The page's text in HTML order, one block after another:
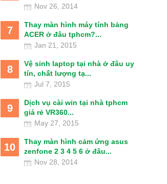
Nov 26, 2014
7
Thay màn hình máy tính bảng
ACER ở đâu tphcm?...
Jan 21, 2015
8
Vệ sinh laptop tại nhà ở đâu uy
tín, chất lượng tạ...
Jul 7, 2015
9
Dịch vụ cài win tại nhà tphcm
giá rẻ VR360...
May 27, 2015
10
Thay màn hình cảm ứng asus
zenfone 2 3 4 5 6 ở đâu...
Nov 28, 2014